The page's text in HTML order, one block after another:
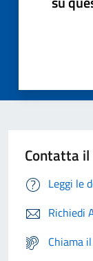
Contatta
Leggi le
Richiedi
Chiama